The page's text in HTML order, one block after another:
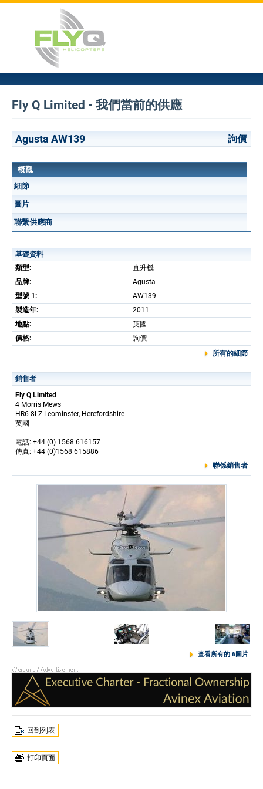
Fly Q Limited - 我們當前的供應
Agusta AW139 詢價
概觀
細節
圖片
聯繫供應商
基礎資料
類型:
直升機
品牌:
Agusta
型號 1:
AW139
製造年:
2011
地點:
英國
價格:
詢價
所有的細節
銷售者
Fly Q Limited
4 Morris Mews
HR6 8LZ Leominster, Herefordshire
英國
電話: +44 (0) 1568 616157
傳真: +44 (0)1568 615886
聯係銷售者
查看所有的 6圖片
回到列表
打印頁面